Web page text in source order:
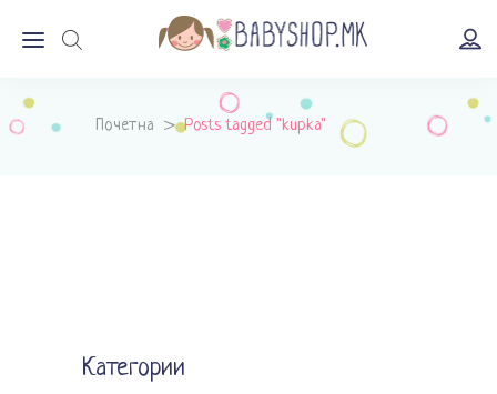
Почетна >Posts tagged "kupka"
Категории